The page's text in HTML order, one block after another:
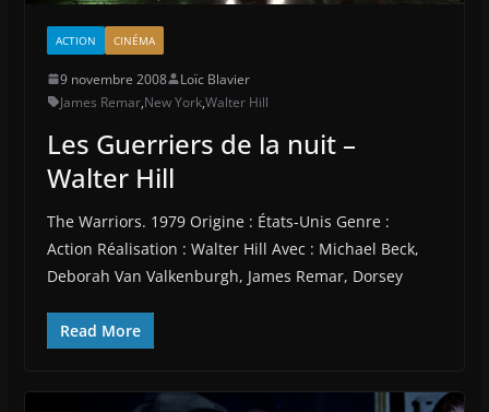
ACTION CINÉMA
9 novembre 2008
Loïc Blavier
James Remar,New York,Walter Hill
Les Guerriers de la nuit –
Walter Hill
The Warriors. 1979 Origine : États-Unis Genre :
Action Réalisation : Walter Hill Avec : Michael Beck,
Deborah Van Valkenburgh, James Remar, Dorsey
Read More